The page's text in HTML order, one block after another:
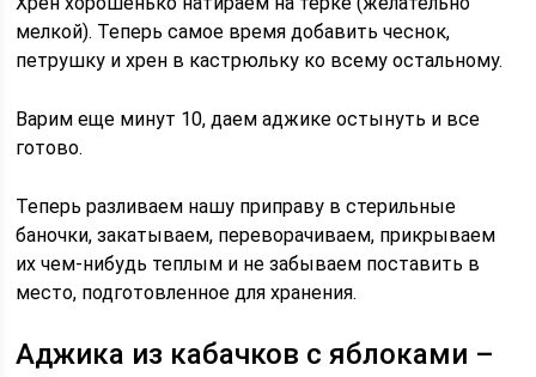
мелкой). Теперь самое время добавить чеснок,
петрушку и хрен в кастрюльку ко всему остальному.
Варим еще минут 10, даем аджике остынуть и все
готово.
Теперь разливаем нашу приправу в стерильные
баночки, закатываем, переворачиваем, прикрываем
их чем-нибудь теплым и не забываем поставить в
место, подготовленное для хранения.
Аджика из кабачков с яблоками –